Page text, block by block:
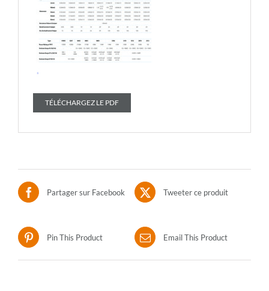
TÉLÉCHARGEZ LE PDF
Partager sur Facebook Tweeter ce produit
Pin This Product Email This Product